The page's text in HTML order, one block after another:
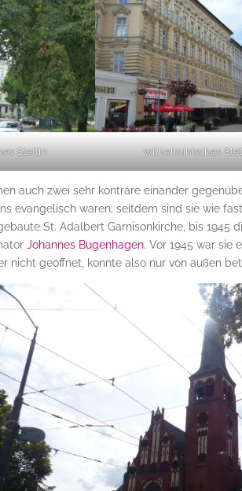
Stettin wilhelminisches
auch zwei sehr konträre einander
evangelisch waren; seitdem sind sie wie
St. Adalbert Garnisonkirche, bis 1945
Johannes Bugenhagen. Vor 1945 war sie
nicht geöffnet, konnte also nur von außen